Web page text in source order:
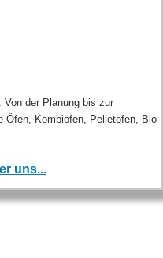
Von der Planung bis zur
Öfen, Kombiöfen, Pelletöfen, Bio-
uns...